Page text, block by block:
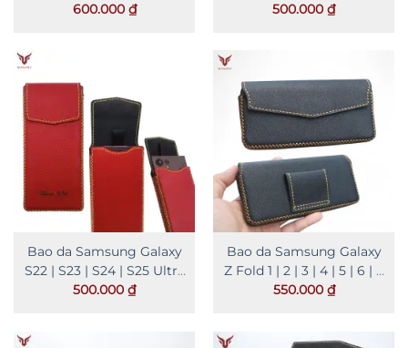
600.000 ₫
kiểu hộp
500.000 ₫
Bao da Samsung Galaxy
S22 | S23 | S24 | S25 Ultra
kiểu đứng
500.000 ₫
Bao da Samsung Galaxy
Z Fold 1 | 2 | 3 | 4 | 5 | 6 | 7
đeo thắt lưng
550.000 ₫